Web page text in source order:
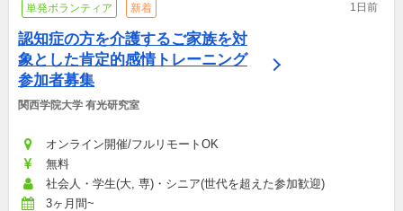
単発ボランティア 新着 1日前
認知症の方を介護するご家族を対
象とした肯定的感情トレーニング
参加者募集
関西学院大学 有光研究室
オンライン開催/フルリモートOK
無料
社会人・学生(大, 専)・シニア(世代を超えた参加歓迎)
3ヶ月間~